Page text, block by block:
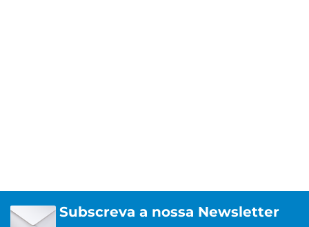
Subscreva a nossa Newsletter